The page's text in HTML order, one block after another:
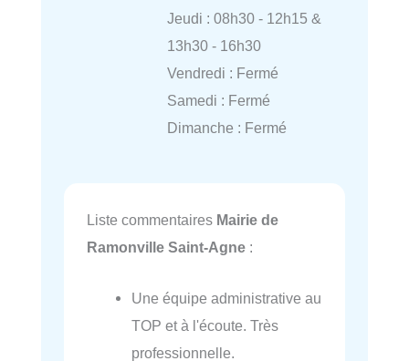
Jeudi : 08h30 - 12h15 &
13h30 - 16h30
Vendredi : Fermé
Samedi : Fermé
Dimanche : Fermé
Liste commentaires Mairie de
Ramonville Saint-Agne :
Une équipe administrative au
TOP et à l'écoute. Très
professionnelle.